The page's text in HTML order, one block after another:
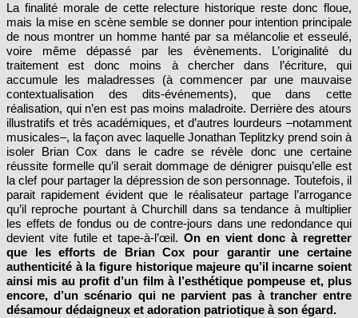
La finalité morale de cette relecture historique reste donc floue,
mais la mise en scène semble se donner pour intention principale
de nous montrer un homme hanté par sa mélancolie et esseulé,
voire même dépassé par les évènements. L’originalité du
traitement est donc moins à chercher dans l’écriture, qui
accumule les maladresses (à commencer par une mauvaise
contextualisation des dits-événements), que dans cette
réalisation, qui n’en est pas moins maladroite. Derrière des atours
illustratifs et très académiques, et d’autres lourdeurs –notamment
musicales–, la façon avec laquelle Jonathan Teplitzky prend soin à
isoler Brian Cox dans le cadre se révèle donc une certaine
réussite formelle qu’il serait dommage de dénigrer puisqu’elle est
la clef pour partager la dépression de son personnage. Toutefois, il
parait rapidement évident que le réalisateur partage l’arrogance
qu’il reproche pourtant à Churchill dans sa tendance à multiplier
les effets de fondus ou de contre-jours dans une redondance qui
devient vite futile et tape-à-l’œil. On en vient donc à regretter
que les efforts de Brian Cox pour garantir une certaine
authenticité à la figure historique majeure qu’il incarne soient
ainsi mis au profit d’un film à l’esthétique pompeuse et, plus
encore, d’un scénario qui ne parvient pas à trancher entre
désamour dédaigneux et adoration patriotique à son égard.